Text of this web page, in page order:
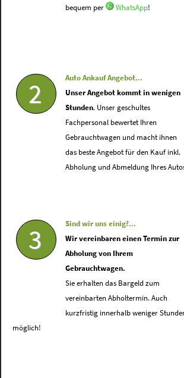
bequem per
WhatsApp!
2
Auto Ankauf Angebot...
Unser Angebot kommt in wenigen
Stunden. Unser geschultes
Fachpersonal bewertet Ihren
Gebrauchtwagen und macht ihnen
das beste Angebot für den Kauf inkl.
Abholung und Abmeldung Ihres
3
Sind wir uns einig?...
Wir vereinbaren einen Termin zur
Abholung von Ihrem
Gebrauchtwagen.
Sie erhalten das Bargeld zum
vereinbarten Abholtermin. Auch
kurzfristig innerhalb weniger
möglich!